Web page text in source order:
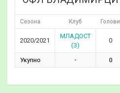
Сезона Клуб Голови
2020/2021
МЛАДОСТ
(З)
0
Укупно - 0